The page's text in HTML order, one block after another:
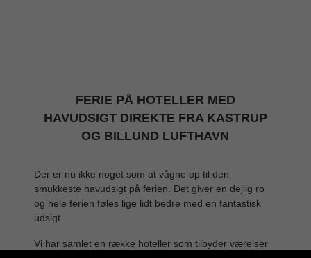
FERIE PÅ HOTELLER MED
HAVUDSIGT DIREKTE FRA KASTRUP
OG BILLUND LUFTHAVN
Der er nu ikke noget som at vågne op til den
smukkeste havudsigt på ferien. Det giver en dejlig ro
og hele ferien føles lige lidt bedre med en fantastisk
udsigt.
Vi har samlet en række hoteller som tilbyder værelser